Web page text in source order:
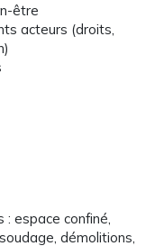
être
acteurs (droits,
espace confiné,
démolitions,